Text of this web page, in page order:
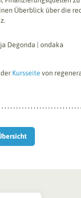
Überblick über die
Degonda | ondaka
Kursseite von